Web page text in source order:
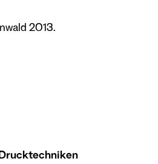
2013.